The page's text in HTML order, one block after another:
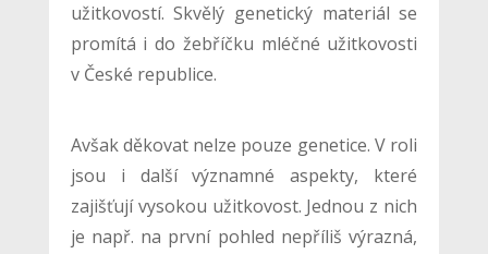
užitkovostí. Skvělý genetický materiál se
promítá i do žebříčku mléčné užitkovosti
v České republice.
Avšak děkovat nelze pouze genetice. V roli
jsou i další významné aspekty, které
zajišťují vysokou užitkovost. Jednou z nich
je např. na první pohled nepříliš výrazná,